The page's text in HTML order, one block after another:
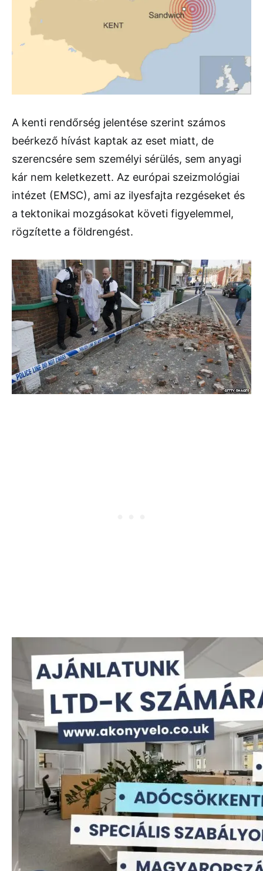
A kenti rendőrség jelentése szerint számos
beérkező hívást kaptak az eset miatt, de
szerencsére sem személyi sérülés, sem anyagi
kár nem keletkezett. Az európai szeizmológiai
intézet (EMSC), ami az ilyesfajta rezgéseket és
a tektonikai mozgásokat követi figyelemmel,
rögzítette a földrengést.